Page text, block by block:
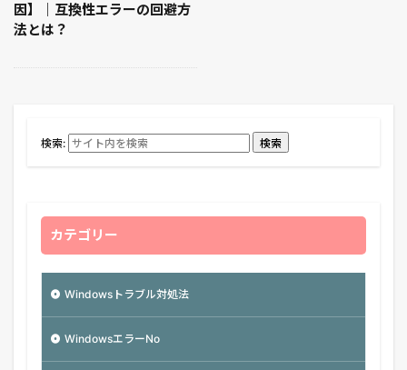
因】｜互換性エラーの回避方
法とは？
検索: 検索
カテゴリー
Windowsトラブル対処法
WindowsエラーNo